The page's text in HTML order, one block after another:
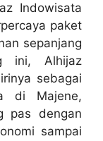
Indowisata
paket
sepanjang
ini, Alhijaz
sebagai
di Majene,
pas dengan
sampai